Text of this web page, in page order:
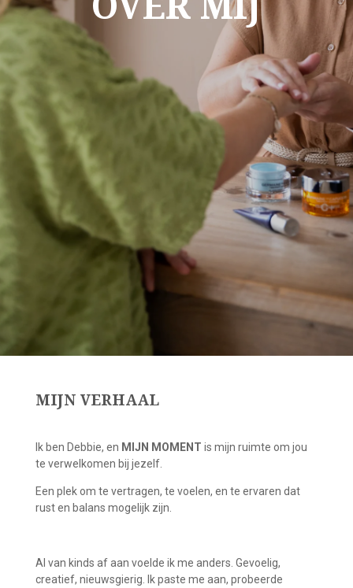
MIJN VERHAAL
Ik ben Debbie, en MIJN MOMENT is mijn ruimte om jou
te verwelkomen bij jezelf.
Een plek om te vertragen, te voelen, en te ervaren dat
rust en balans mogelijk zijn.
Al van kinds af aan voelde ik me anders. Gevoelig,
creatief, nieuwsgierig. Ik paste me aan, probeerde